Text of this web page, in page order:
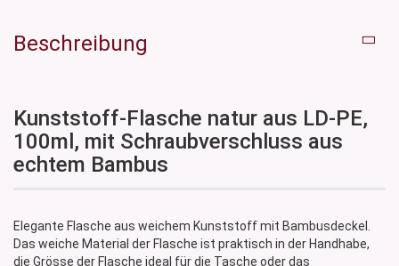
Beschreibung
Kunststoff-Flasche natur aus LD-PE,
100ml, mit Schraubverschluss aus
echtem Bambus
Elegante Flasche aus weichem Kunststoff mit Bambusdeckel.
Das weiche Material der Flasche ist praktisch in der Handhabe,
die Grösse der Flasche ideal für die Tasche oder das